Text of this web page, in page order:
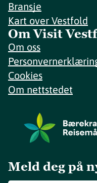
Bransje
Kart over Vestfold
Om Visit
Om oss
Cookies
Om nettstedet
Meld deg på